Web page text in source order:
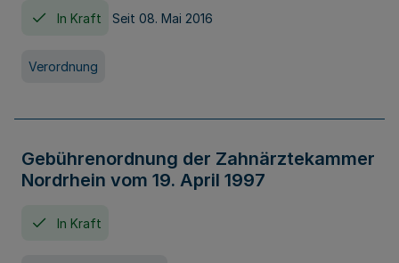
In Kraft Seit 08. Mai 2016
Verordnung
Gebührenordnung der Zahnärztekammer
Nordrhein vom 19. April 1997
In Kraft